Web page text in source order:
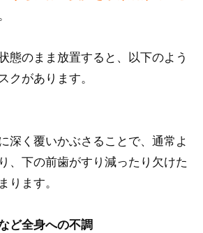
態のまま放置すると、以下のよう
クがあります。
深く覆いかぶさることで、通常よ
、下の前歯がすり減ったり欠けた
ります。
ど全身への不調